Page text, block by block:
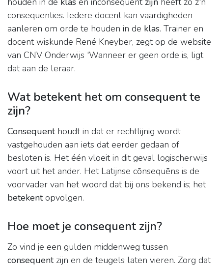
consequenties. Iedere docent kan vaardigheden
aanleren om orde te houden in de klas. Trainer en
docent wiskunde René Kneyber, zegt op de website
van CNV Onderwijs 'Wanneer er geen orde is, ligt
dat aan de leraar.
Wat betekent het om consequent te
zijn?
Consequenthoudt in dat er rechtlijnig wordt
vastgehouden aan iets dat eerder gedaan of
besloten is. Het één vloeit in dit geval logischerwijs
voort uit het ander. Het Latijnse cōnsequēns is de
voorvader van het woord dat bij ons bekend is; het
betekentopvolgen.
Hoe moet je consequent zijn?
Zo vind je een gulden middenweg tussen
consequentzijn en de teugels laten vieren. Zorg dat